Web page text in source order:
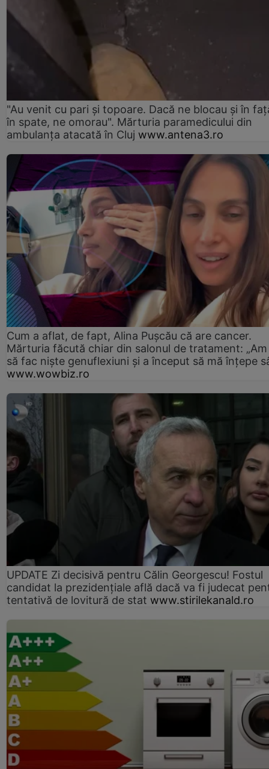
"Au venit cu pari și topoare. Dacă ne blocau şi în
în spate, ne omorau". Mărturia paramedicului din
ambulanţa atacată în Cluj www.antena3.ro
Cum a aflat, de fapt, Alina Pușcău că are cancer.
Mărturia făcută chiar din salonul de tratament:
să fac niște genuflexiuni și a început să mă înțepe
www.wowbiz.ro
UPDATE Zi decisivă pentru Călin Georgescu! Fostul
candidat la prezidențiale află dacă va fi judecat
tentativă de lovitură de stat www.stirilekanald.ro